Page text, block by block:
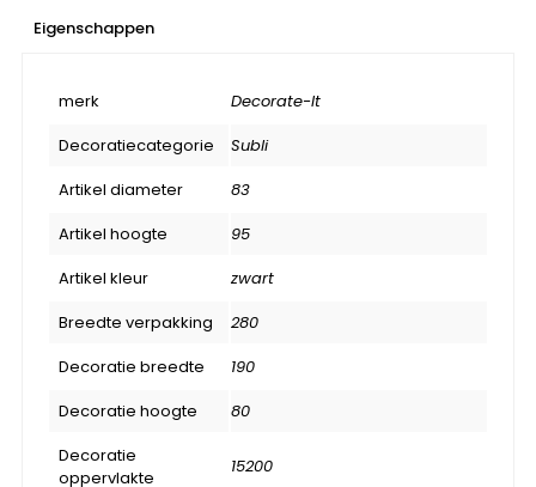
Eigenschappen
merk
Decorate-It
Decoratiecategorie
Subli
Artikel diameter
83
Artikel hoogte
95
Artikel kleur
zwart
Breedte verpakking
280
Decoratie breedte
190
Decoratie hoogte
80
Decoratie
oppervlakte
15200